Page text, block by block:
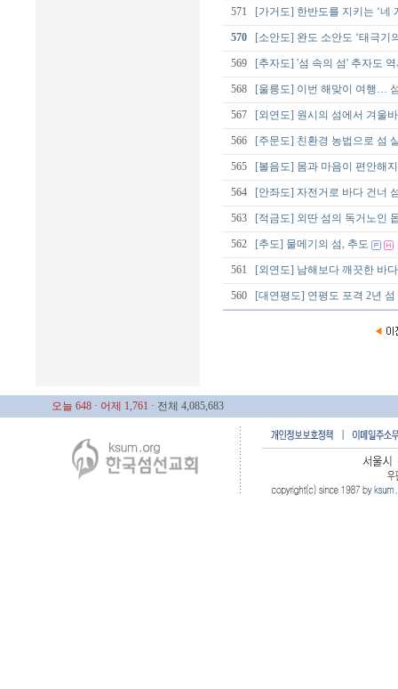
571 [가거도] 한반도를 지키는 ‘네
570 [소안도] 완도 소안도 ‘태극기
569 [추자도] '섬 속의 섬' 추자도 역
568 [울릉도] 이번 해맞이 여행…
567 [외연도] 원시의 섬에서 겨울
566 [주문도] 친환경 농법으로 섬
565 [볼음도] 몸과 마음이 편안해
564 [안좌도] 자전거로 바다 건너
563 [적금도] 외딴 섬의 독거노인
562 [추도] 물메기의 섬, 추도
561 [외연도] 남해보다 깨끗한 바
560 [대연평도] 연평도 포격 2년
오늘 648 · 어제 1,761 · 전체 4,085,683